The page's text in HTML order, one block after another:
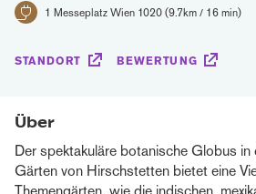
1 Messeplatz Wien 1020 (9.7km / 16 min)
STANDORT BEWERTUNG
Über
Der spektakuläre botanische Globus
Gärten von Hirschstetten bietet eine